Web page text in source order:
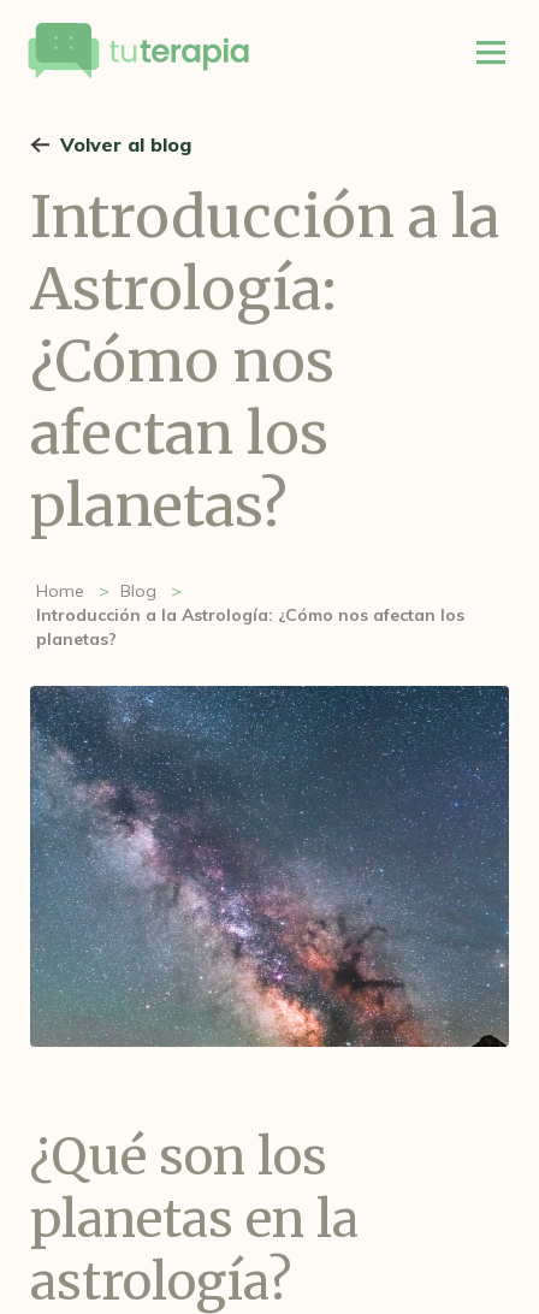
Volver al blog
Introducción a la
Astrología:
¿Cómo nos
afectan los
planetas?
Home
Blog
Introducción a la Astrología: ¿Cómo nos afectan los
planetas?
¿Qué son los
planetas en la
astrología?